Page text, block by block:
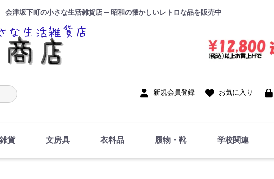
会津坂下町の小さな生活雑貨店 — 昭和の懐かしいレトロな品を販売中
新規会員登録 お気に入り
貨 文房具 衣料品 履物・靴 学校関連